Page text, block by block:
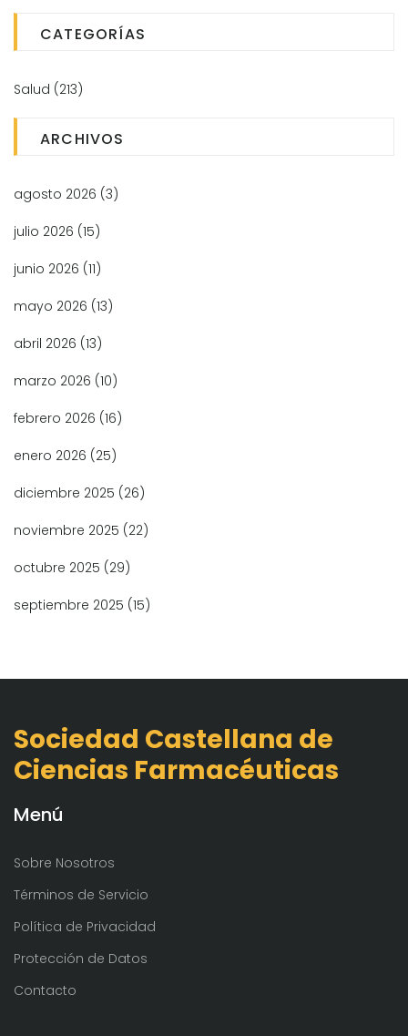
CATEGORÍAS
Salud (213)
ARCHIVOS
agosto 2026 (3)
julio 2026 (15)
junio 2026 (11)
mayo 2026 (13)
abril 2026 (13)
marzo 2026 (10)
febrero 2026 (16)
enero 2026 (25)
diciembre 2025 (26)
noviembre 2025 (22)
octubre 2025 (29)
septiembre 2025 (15)
Sociedad Castellana de
Ciencias Farmacéuticas
Menú
Sobre Nosotros
Términos de Servicio
Política de Privacidad
Protección de Datos
Contacto